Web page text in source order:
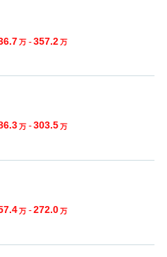
万 - 357.2万
万 - 303.5万
万 - 272.0万